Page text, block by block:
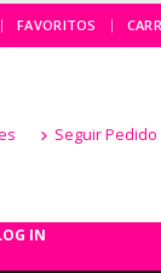
FAVORITOS
Seguir Pedido
IN